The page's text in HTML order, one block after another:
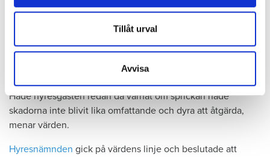
annons- och analysföretag som vi samarbetar med.
Dessa kan i sin tur kombinera informationen med annan
information som du har tillhandahållit eller som de har
samlat in när du har använt deras tjänster.
Tillåt urval
Avvisa
Tyckte inte renovering var nödvändig
Värden har en annan uppfattning, och påpekar att företaget
om att renovera hela lägenheten. Men då svarade
hyresgästen att både kök och badrum var i funktionellt
skick, och att det inte fanns behov av någon renovering.
Hade hyresgästen redan då varnat om sprickan hade
skadorna inte blivit lika omfattande och dyra att åtgärda,
menar värden.
Hyresnämnden gick på värdens linje och beslutade att